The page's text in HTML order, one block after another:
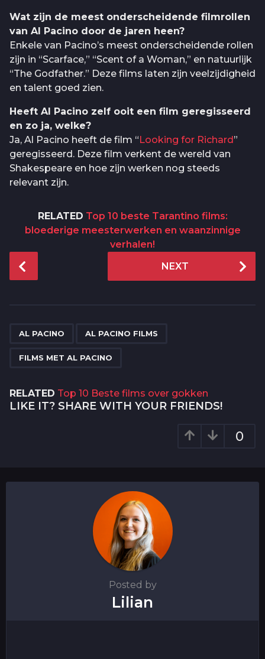
Wat zijn de meest onderscheidende filmrollen
van Al Pacino door de jaren heen?
Enkele van Pacino’s meest onderscheidende rollen
zijn in “Scarface,” “Scent of a Woman,” en natuurlijk
“The Godfather.” Deze films laten zijn veelzijdigheid
en talent goed zien.
Heeft Al Pacino zelf ooit een film geregisseerd
en zo ja, welke?
Ja, Al Pacino heeft de film “ Looking for Richard ”
geregisseerd. Deze film verkent de wereld van
Shakespeare en hoe zijn werken nog steeds
relevant zijn.
RELATED Top 10 beste Tarantino films:
bloederige meesterwerken en waanzinnige
verhalen!
P
a
t
NEXT
AL PACINO AL PACINO FILMS
FILMS MET AL PACINO
RELATED Top 10 Beste films over gokken
LIKE IT? SHARE WITH YOUR FRIENDS!
0
Posted by
Lilian